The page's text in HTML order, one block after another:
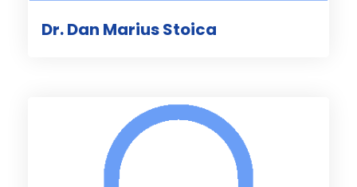
Dr. Dan Marius Stoica